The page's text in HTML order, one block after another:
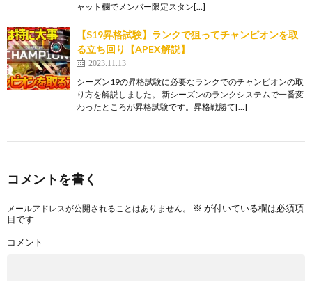
ャット欄でメンバー限定スタン[…]
【S19昇格試験】ランクで狙ってチャンピオンを取
る立ち回り【APEX解説】
2023.11.13
シーズン19の昇格試験に必要なランクでのチャンピオンの取
り方を解説しました。 新シーズンのランクシステムで一番変
わったところが昇格試験です。昇格戦勝て[…]
コメントを書く
メールアドレスが公開されることはありません。 ※ が付いている欄は必須項
目です
コメント